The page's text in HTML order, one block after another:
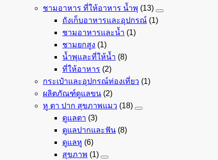
ชามอาหาร ที่ให้อาหาร น้ำพุ (13)
ถังเก็บอาหารและอุปกรณ์ (1)
ชามอาหารและน้ำ (1)
ชามยกสูง (1)
น้ำพุและที่ให้น้ำ (8)
ที่ให้อาหาร (2)
กระเป๋าและอุปกรณ์ท่องเที่ยว (1)
ผลิตภัณฑ์ดูแลขน (2)
หู ตา ปาก สุขภาพแมว (18)
ดูแลตา (3)
ดูแลปากและฟัน (8)
ดูแลหู (6)
สุขภาพ (1)